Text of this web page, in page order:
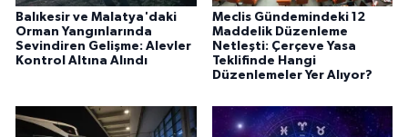
Balıkesir ve Malatya'daki
Orman Yangınlarında
Sevindiren Gelişme: Alevler
Kontrol Altına Alındı
Meclis Gündemindeki 12
Maddelik Düzenleme
Netleşti: Çerçeve Yasa
Teklifinde Hangi
Düzenlemeler Yer Alıyor?